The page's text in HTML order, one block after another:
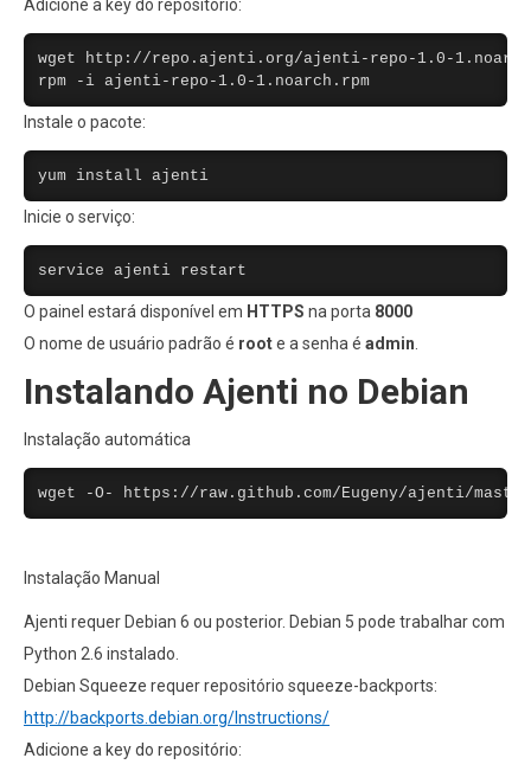
Adicione a key do repositório:
wget http://repo.ajenti.org/ajenti-repo-1.0-
rpm -i ajenti-repo-1.0-1.noarch.rpm
Instale o pacote:
yum install ajenti
Inicie o serviço:
service ajenti restart
O painel estará disponível em HTTPS na porta 8000
O nome de usuário padrão é roote a senha é admin
Instalando Ajenti no Debian
Instalação automática
wget -O- https://raw.github.com/Eugeny/ajenti/
Instalação Manual
Ajenti requer Debian 6 ou posterior. Debian 5 pode trabalhar com
Python 2.6 instalado.
Debian Squeeze requer repositório squeeze-backports:
http://backports.debian.org/Instructions/
Adicione a key do repositório: